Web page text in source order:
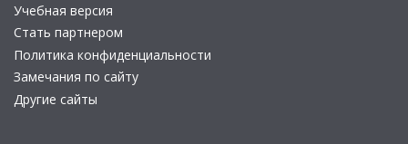
Учебная версия
Стать партнером
Политика конфиденциальности
Замечания по сайту
Другие сайты